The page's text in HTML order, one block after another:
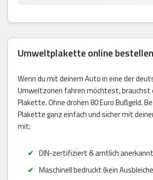
Umweltplakette online bestellen
Wenn du mit deinem Auto in eine der
Umweltzonen fahren möchtest, brauchst
Plakette. Ohne drohen 80 Euro Bußgeld.
Plakette ganz einfach und sicher mit
mit:
DIN-zertifiziert & amtlich anerkannt
Maschinell bedruckt (kein